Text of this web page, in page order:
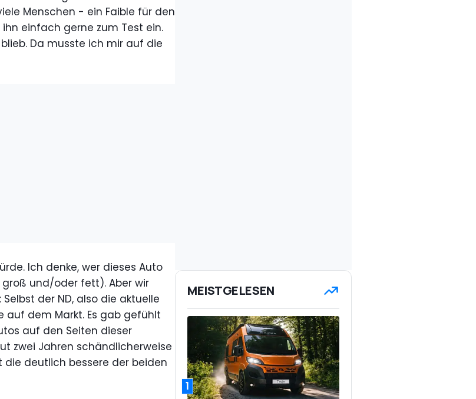
Menschen - ein Faible für den
einfach gerne zum Test ein.
Da musste ich mir auf die
Ich denke, wer dieses Auto
und/oder fett). Aber wir
der ND, also die aktuelle
dem Markt. Es gab gefühlt
auf den Seiten dieser
zwei Jahren schändlicherweise
die deutlich bessere der beiden
MEISTGELESEN
1